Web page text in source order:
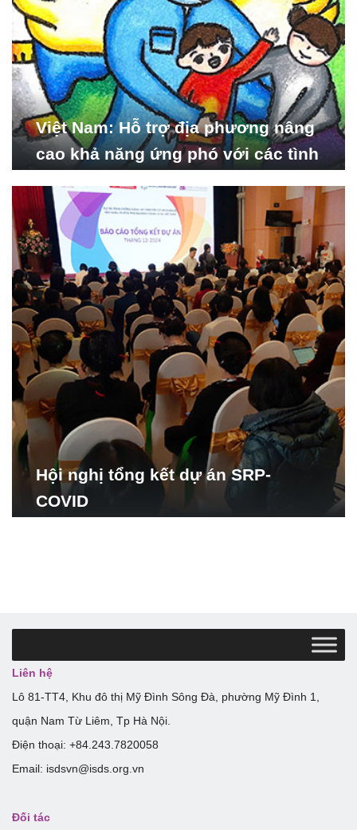
Việt Nam: Hỗ trợ địa phương nâng
cao khả năng ứng phó với các tình
Hội nghị tổng kết dự án SRP-
COVID
Liên hệ
Lô 81-TT4, Khu đô thị Mỹ Đình Sông Đà, phường Mỹ Đình 1,
quận Nam Từ Liêm, Tp Hà Nội.
Điện thoại: +84.243.7820058
Email: isdsvn@isds.org.vn
Đối tác